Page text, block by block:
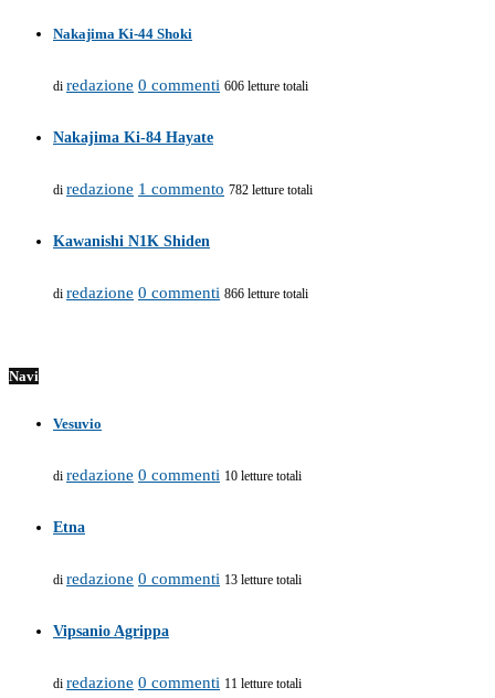
Nakajima Ki-44 Shoki
di redazione 0 commenti 606 letture totali
Nakajima Ki-84 Hayate
di redazione 1 commento 782 letture totali
Kawanishi N1K Shiden
di redazione 0 commenti 866 letture totali
Navi
Vesuvio
di redazione 0 commenti 10 letture totali
Etna
di redazione 0 commenti 13 letture totali
Vipsanio Agrippa
di redazione 0 commenti 11 letture totali